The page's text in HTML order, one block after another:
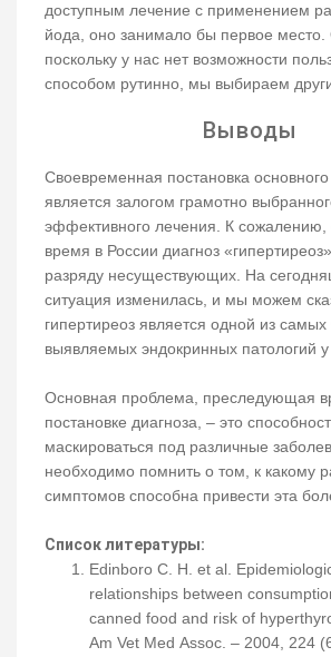
доступным лечение с применением
йода, оно занимало бы первое место.
поскольку у нас нет возможности
способом рутинно, мы выбираем
Выводы
Своевременная постановка основного
является залогом грамотно
эффективного лечения. К сожалению,
время в России диагноз
разряду несуществующих. На
ситуация изменилась, и мы можем
гипертиреоз является одной из самых
выявляемых эндокринных патологий
Основная проблема, преследующая
постановке диагноза, – это
маскироваться под различные
необходимо помнить о том, к какому
симптомов способна привести эта
Список литературы:
Edinboro C. H. et al.
relationships between
canned food and risk of
Am Vet Med Assoc. – 2004, 224